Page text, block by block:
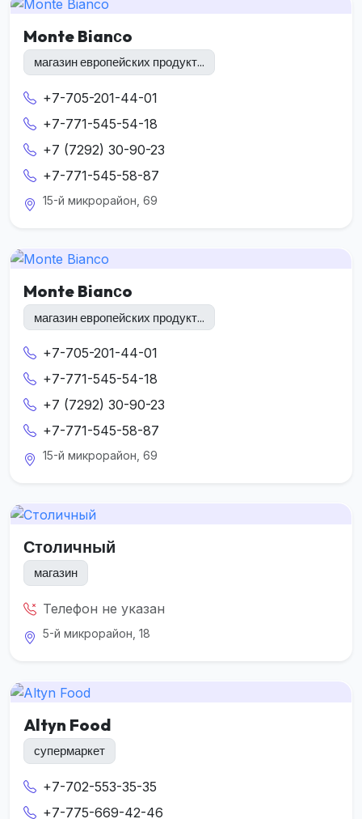
Monte Bianсo
магазин европейских продукт...
+7-705-201-44-01
+7-771-545-54-18
+7 (7292) 30-90-23
+7-771-545-58-87
15-й микрорайон, 69
Monte Bianсo
магазин европейских продукт...
+7-705-201-44-01
+7-771-545-54-18
+7 (7292) 30-90-23
+7-771-545-58-87
15-й микрорайон, 69
Столичный
магазин
Телефон не указан
5-й микрорайон, 18
Altyn Food
супермаркет
+7-702-553-35-35
+7-775-669-42-46